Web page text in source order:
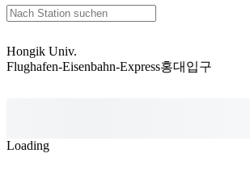
Hongik Univ.
Flughafen-Eisenbahn-Express홍대입구
Loading